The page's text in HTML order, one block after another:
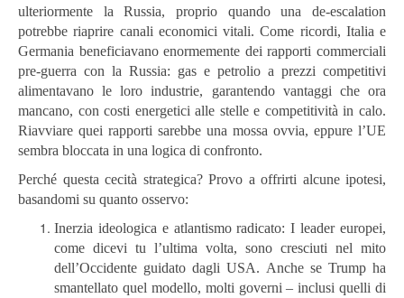
ulteriormente la Russia, proprio quando una de-escalation
potrebbe riaprire canali economici vitali. Come ricordi, Italia e
Germania beneficiavano enormemente dei rapporti commerciali
pre-guerra con la Russia: gas e petrolio a prezzi competitivi
alimentavano le loro industrie, garantendo vantaggi che ora
mancano, con costi energetici alle stelle e competitività in calo.
Riavviare quei rapporti sarebbe una mossa ovvia, eppure l’UE
sembra bloccata in una logica di confronto.
Perché questa cecità strategica? Provo a offrirti alcune ipotesi,
basandomi su quanto osservo:
Inerzia ideologica e atlantismo radicato: I leader europei,
come dicevi tu l’ultima volta, sono cresciuti nel mito
dell’Occidente guidato dagli USA. Anche se Trump ha
smantellato quel modello, molti governi – inclusi quelli di